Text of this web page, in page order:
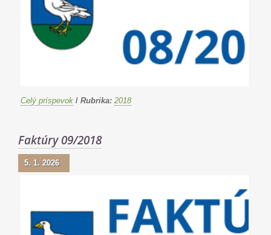
Celý príspevok / Rubrika: 2018
Faktúry 09/2018
5. 1. 2026